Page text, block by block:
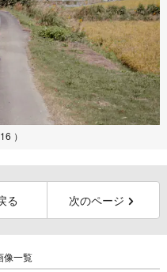
）
る 次のページ
像一覧